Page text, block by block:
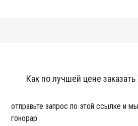
Как по лучшей цене
отправьте запрос по этой ссылке и
гонорар